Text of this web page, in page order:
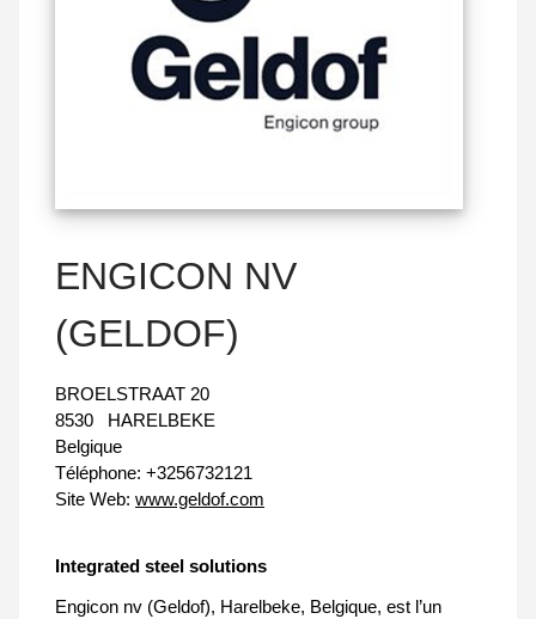
ENGICON NV
(GELDOF)
BROELSTRAAT 20
8530
HARELBEKE
Belgique
Téléphone: +3256732121
Site Web: www.geldof.com
Integrated steel solutions
Engicon nv (Geldof), Harelbeke, Belgique, est l’un